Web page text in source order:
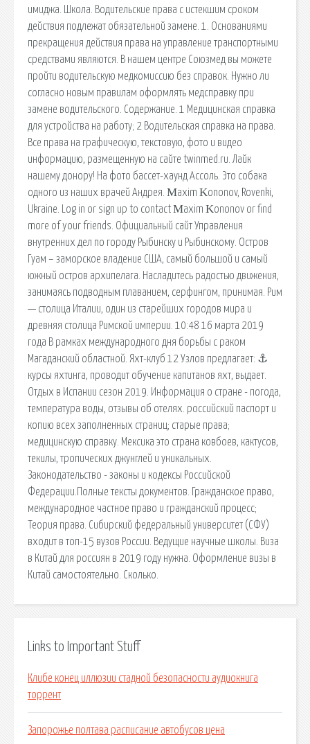
имиджа. Школа. Водительские права с истекшим сроком
действия подлежат обязательной замене. 1. Основаниями
прекращения действия права на управление транспортными
средствами являются. В нашем центре Союзмед вы можете
пройти водительскую медкомиссию без справок. Нужно ли
согласно новым правилам оформлять медсправку при
замене водительского. Содержание. 1 Медицинская справка
для устройства на работу; 2 Водительская справка на права.
Все права на графическую, текстовую, фото и видео
информацию, размещенную на сайте twinmed.ru. Лайк
нашему донору! На фото бассет-хаунд Ассоль. Это собака
одного из наших врачей Андрея. Μaxim Κononov, Rovenki,
Ukraine. Log in or sign up to contact Μaxim Κononov or find
more of your friends. Официальный сайт Управления
внутренних дел по городу Рыбинску и Рыбинскому. Остров
Гуам – заморское владение США, самый большой и самый
южный остров архипелага. Насладитесь радостью движения,
занимаясь подводным плаванием, серфингом, принимая. Рим
— столица Италии, один из старейших городов мира и
древняя столица Римской империи. 10:48 16 марта 2019
года В рамках международного дня борьбы с раком
Магаданский областной. Яхт-клуб 12 Узлов предлагает: ⚓
курсы яхтинга, проводит обучение капитанов яхт, выдает.
Отдых в Испании сезон 2019. Информация о стране - погода,
температура воды, отзывы об отелях. российский паспорт и
копию всех заполненных страниц; старые права;
медицинскую справку. Мексика это страна ковбоев, кактусов,
текилы, тропических джунглей и уникальных.
Законодательство - законы и кодексы Российской
Федерации.Полные тексты документов. Гражданское право,
международное частное право и гражданский процесс;
Теория права. Сибирский федеральный университет (СФУ)
входит в топ-15 вузов России. Ведущие научные школы. Виза
в Китай для россиян в 2019 году нужна. Оформление визы в
Китай самостоятельно. Сколько.
Links to Important Stuff
Клибе конец иллюзии стадной безопасности аудиокнига
торрент
Запорожье полтава расписание автобусов цена